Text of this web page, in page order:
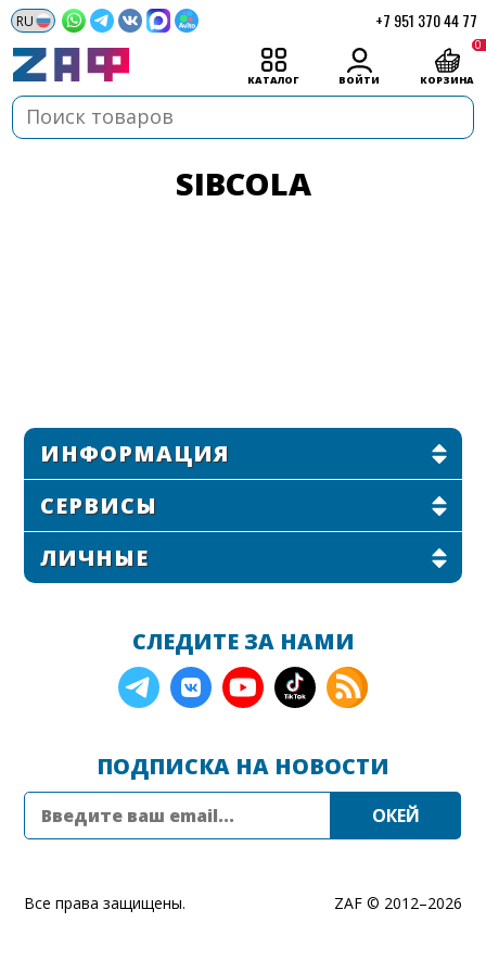
+7 951 370 44 77
КАТАЛОГ ВОЙТИ КОРЗИНА
0
SIBCOLA
ИНФОРМАЦИЯ
СЕРВИСЫ
ЛИЧНЫЕ
СЛЕДИТЕ ЗА НАМИ
ПОДПИСКА НА НОВОСТИ
ZAF © 2012–2026
Все права защищены.